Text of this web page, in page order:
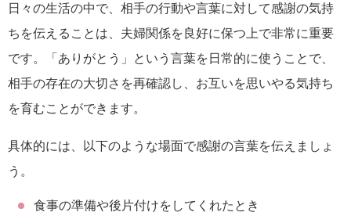
日々の生活の中で、相手の行動や言葉に対して感謝の気持
ちを伝えることは、夫婦関係を良好に保つ上で非常に重要
です。「ありがとう」という言葉を日常的に使うことで、
相手の存在の大切さを再確認し、お互いを思いやる気持ち
を育むことができます。
具体的には、以下のような場面で感謝の言葉を伝えましょ
う。
食事の準備や後片付けをしてくれたとき